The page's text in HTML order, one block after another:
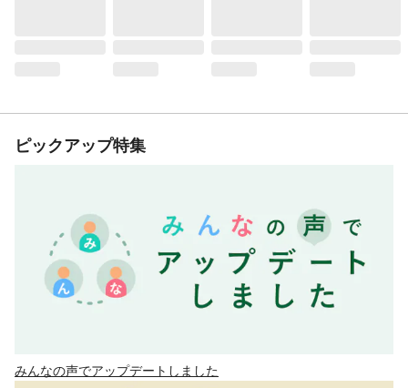
ピックアップ特集
みんなの声でアップデートしました